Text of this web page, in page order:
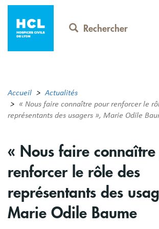
Aller
contenu
principal
Rechercher
Accueil
Actualités
« Nous faire connaître pour renforcer le
représentants des usagers », Marie Odile
« Nous faire
renforcer le rôle des
représentants des
Marie Odile Baume